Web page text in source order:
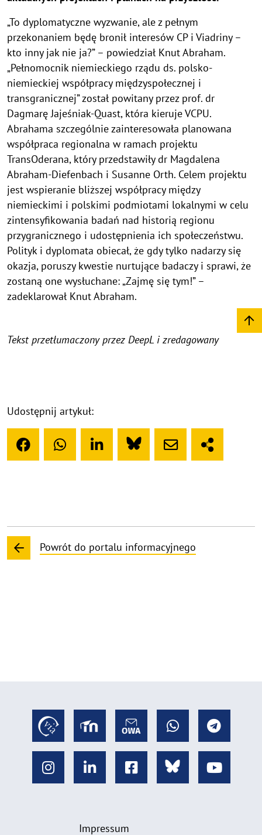
„To dyplomatyczne wyzwanie, ale z pełnym
przekonaniem będę bronił interesów CP i Viadriny –
kto inny jak nie ja?” – powiedział Knut Abraham.
„Pełnomocnik niemieckiego rządu ds. polsko-
niemieckiej współpracy międzyspołecznej i
transgranicznej” został powitany przez prof. dr
Dagmarę Jajeśniak-Quast, która kieruje VCPU.
Abrahama szczególnie zainteresowała planowana
współpraca regionalna w ramach projektu
TransOderana, który przedstawiły dr Magdalena
Abraham-Diefenbach i Susanne Orth. Celem projektu
jest wspieranie bliższej współpracy między
niemieckimi i polskimi podmiotami lokalnymi w celu
zintensyfikowania badań nad historią regionu
przygranicznego i udostępnienia ich społeczeństwu.
Polityk i dyplomata obiecał, że gdy tylko nadarzy się
okazja, poruszy kwestie nurtujące badaczy i sprawi, że
zostaną one wysłuchane: „Zajmę się tym!” –
zadeklarował Knut Abraham.
Tekst przetłumaczony przez DeepL i zredagowany
Udostępnij artykuł:
Powrót do portalu informacyjnego
Impressum